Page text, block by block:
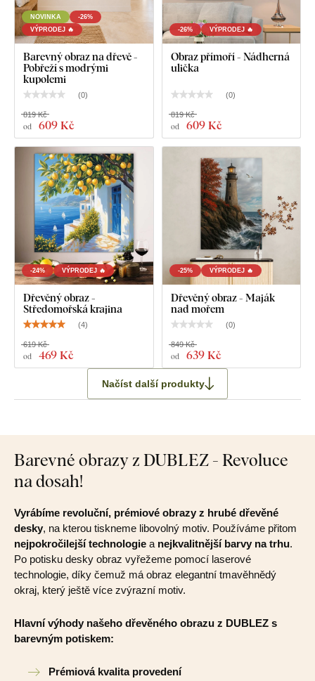
U rozměru 67x45 cm a 100x67 cm obsahuje obraz 2
háčky.
U rozměru 136x90 cm obsahuje obraz na každém dílu
2 háčky (2x2=4 háčky dohromady).
Co najdete v balíku?
Obraz - Portál nad mořem
Vopřed namontovaný háček / háčky na druhé straně
obrazu
Přehledný návod na montáž
NOVINKA
-26%
VÝPRODEJ 🔥
Barevný obraz na dřevě -
Pobřeží s modrými
kupolemi
(0)
od 609 Kč
819 Kč
-26% VÝPRODEJ 🔥
Obraz přímoří - Nádherná
ulička
(0)
od 609 Kč
819 Kč
-24% VÝPRODEJ 🔥
Dřevěný obraz -
Středomořská krajina
(4)
od 469 Kč
619 Kč
-25% VÝPRODEJ 🔥
Dřevěný obraz - Maják
nad mořem
(0)
od 639 Kč
849 Kč
Načíst další produkty
Barevné obrazy z DUBLEZ - Revoluce
na dosah!
Vyrábíme revoluční, prémiové obrazy z hrubé dřevěné
desky, na kterou tiskneme libovolný motiv. Používáme přitom
nejpokročilejší technologie a nejkvalitnější barvy na trhu.
Po potisku desky obraz vyřežeme pomocí laserové
technologie, díky čemuž má obraz elegantní tmavěhnědý
okraj, který ještě více zvýrazní motiv.
Hlavní výhody našeho dřevěného obrazu z DUBLEZ s
barevným potiskem:
Prémiová kvalita provedení